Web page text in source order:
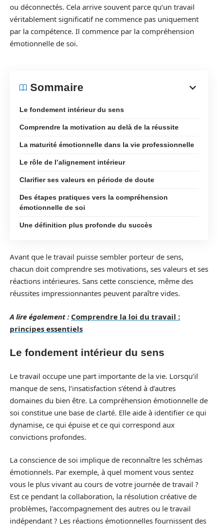
ou déconnectés. Cela arrive souvent parce qu’un travail
véritablement significatif ne commence pas uniquement
par la compétence. Il commence par la compréhension
émotionnelle de soi.
Sommaire
Le fondement intérieur du sens
Comprendre la motivation au delà de la réussite
La maturité émotionnelle dans la vie professionnelle
Le rôle de l’alignement intérieur
Clarifier ses valeurs en période de doute
Des étapes pratiques vers la compréhension
émotionnelle de soi
Une définition plus profonde du succès
Avant que le travail puisse sembler porteur de sens,
chacun doit comprendre ses motivations, ses valeurs et ses
réactions intérieures. Sans cette conscience, même des
réussites impressionnantes peuvent paraître vides.
A lire également : Comprendre la loi du travail :
principes essentiels
Le fondement intérieur du sens
Le travail occupe une part importante de la vie. Lorsqu’il
manque de sens, l’insatisfaction s’étend à d’autres
domaines du bien être. La compréhension émotionnelle de
soi constitue une base de clarté. Elle aide à identifier ce qui
dynamise, ce qui épuise et ce qui correspond aux
convictions profondes.
La conscience de soi implique de reconnaître les schémas
émotionnels. Par exemple, à quel moment vous sentez
vous le plus vivant au cours de votre journée de travail ?
Est ce pendant la collaboration, la résolution créative de
problèmes, l’accompagnement des autres ou le travail
indépendant ? Les réactions émotionnelles fournissent des